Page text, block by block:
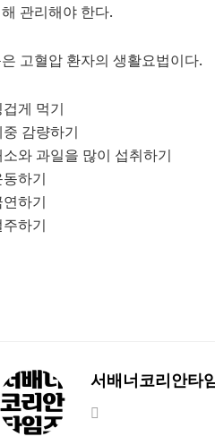
관리해야 한다.
고혈압 환자의 생활요법이다.
겁게 먹기
중 감량하기
와 과일을 많이 섭취하기
하기
하기
하기
서배너코리안타